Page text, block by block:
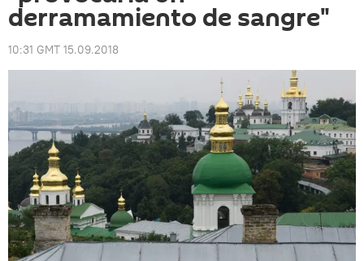
derramamiento de sangre"
10:31 GMT 15.09.2018